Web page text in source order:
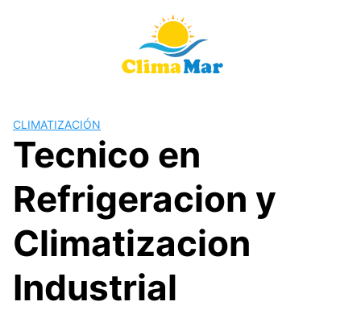
CLIMATIZACIÓN
Tecnico en
Refrigeracion y
Climatizacion
Industrial